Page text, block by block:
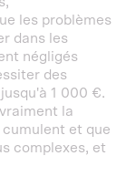
les problèmes
dans les
négligés
des
1 000 €.
la
et que
complexes, et